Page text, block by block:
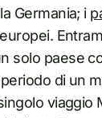
Germania; i
solo paese
di un
viaggio